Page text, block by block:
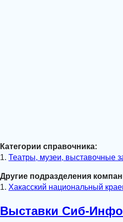
Категории справочника:
1. Театры, музеи, выставочные
Другие подразделения
1. Хакасский национальный
Выставки Сиб-